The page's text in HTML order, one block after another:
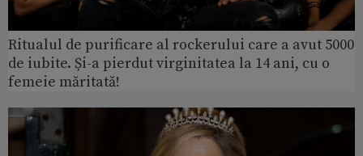
Ritualul de purificare al rockerului care a avut 5000
de iubite. Și-a pierdut virginitatea la 14 ani, cu o
femeie măritată!